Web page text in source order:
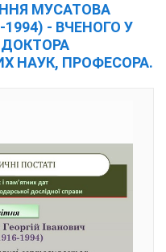
МУСАТОВА
1994) - ВЧЕНОГО У
ДОКТОРА
НАУК, ПРОФЕСОРА.